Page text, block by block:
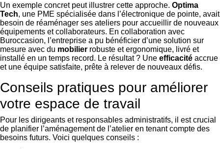
Un exemple concret peut illustrer cette approche. Optima
Tech, une PME spécialisée dans l’électronique de pointe, avait
besoin de réaménager ses ateliers pour accueillir de nouveaux
équipements et collaborateurs. En collaboration avec
Buroccasion, l’entreprise a pu bénéficier d’une solution sur
mesure avec du mobilier robuste et ergonomique, livré et
installé en un temps record. Le résultat ? Une efficacité accrue
et une équipe satisfaite, prête à relever de nouveaux défis.
Conseils pratiques pour améliorer
votre espace de travail
Pour les dirigeants et responsables administratifs, il est crucial
de planifier l’aménagement de l’atelier en tenant compte des
besoins futurs. Voici quelques conseils :